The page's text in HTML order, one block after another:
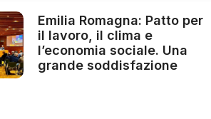
Emilia Romagna: Patto per
il lavoro, il clima e
l’economia sociale. Una
grande soddisfazione